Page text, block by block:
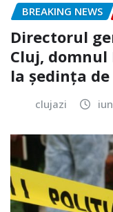
BREAKING NEWS
Directorul
Cluj,
la ședința de
clujazi